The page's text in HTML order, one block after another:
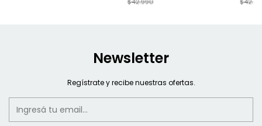
Newsletter
Regístrate y recibe nuestras ofertas.